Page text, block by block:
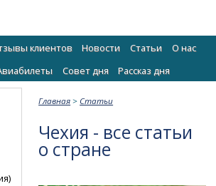
клиентов Новости Статьи
О нас
Cовет дня Рассказ дня
Главная > Статьи
Чехия - все статьи
о стране